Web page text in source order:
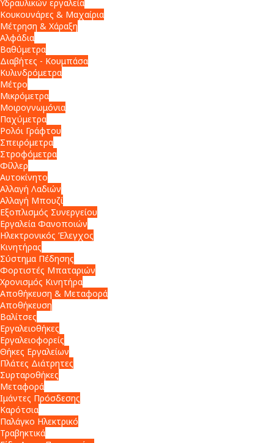
Υδραυλικών εργαλεία
Κουκουνάρες & Μαχαίρια
Μέτρηση & Χάραξη
Αλφάδια
Βαθύμετρα
Διαβήτες - Κουμπάσα
Κυλινδρόμετρα
Μέτρο
Μικρόμετρα
Μοιρογνωμόνια
Παχύμετρα
Ρολόι Γράφτου
Σπειρόμετρα
Στροφόμετρα
Φίλλερ
Αυτοκίνητο
Αλλαγή Λαδιών
Αλλαγή Μπουζί
Εξοπλισμός Συνεργείου
Εργαλεία Φανοποιών
Ηλεκτρονικός Έλεγχος
Κινητήρας
Σύστημα Πέδησης
Φορτιστές Μπαταριών
Χρονισμός Κινητήρα
Αποθήκευση & Μεταφορά
Αποθήκευση
Βαλίτσες
Εργαλειοθήκες
Εργαλειοφορείς
Θήκες Εργαλείων
Πλάτες Διάτρητες
Συρταροθήκες
Μεταφορά
Ιμάντες Πρόσδεσης
Καρότσια
Παλάγκο Ηλεκτρικό
Τραβηκτικά